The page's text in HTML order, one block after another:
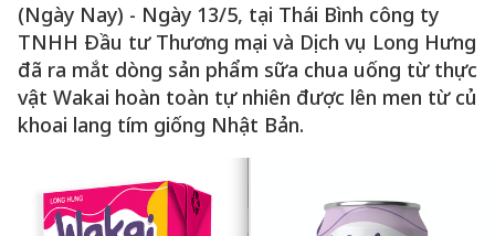
(Ngày Nay) - Ngày 13/5, tại Thái Bình công ty
TNHH Đầu tư Thương mại và Dịch vụ Long Hưng
đã ra mắt dòng sản phẩm sữa chua uống từ thực
vật Wakai hoàn toàn tự nhiên được lên men từ củ
khoai lang tím giống Nhật Bản.